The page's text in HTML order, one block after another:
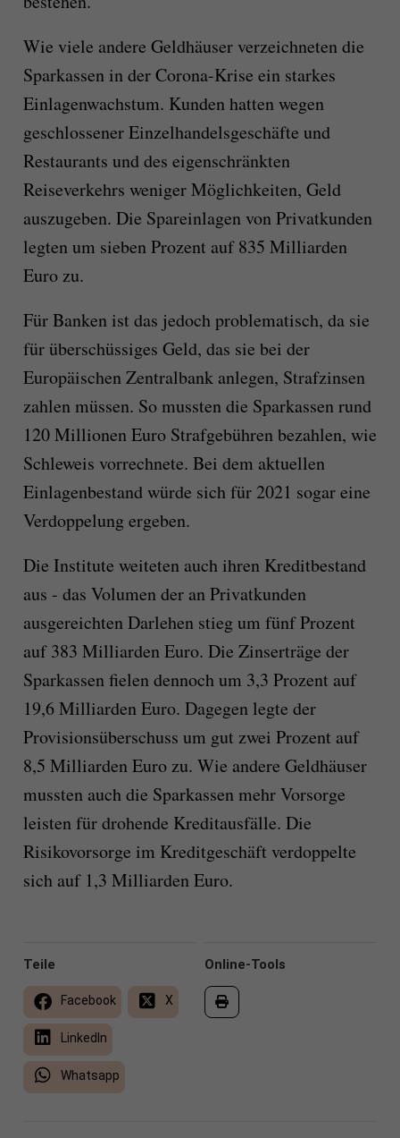
Wie viele andere Geldhäuser verzeichneten die
Sparkassen in der Corona-Krise ein starkes
Einlagenwachstum. Kunden hatten wegen
geschlossener Einzelhandelsgeschäfte und
Restaurants und des eigenschränkten
Reiseverkehrs weniger Möglichkeiten, Geld
auszugeben. Die Spareinlagen von Privatkunden
legten um sieben Prozent auf 835 Milliarden
Euro zu.
Für Banken ist das jedoch problematisch, da sie
für überschüssiges Geld, das sie bei der
Europäischen Zentralbank anlegen, Strafzinsen
zahlen müssen. So mussten die Sparkassen rund
120 Millionen Euro Strafgebühren bezahlen, wie
Schleweis vorrechnete. Bei dem aktuellen
Einlagenbestand würde sich für 2021 sogar eine
Verdoppelung ergeben.
Die Institute weiteten auch ihren Kreditbestand
aus - das Volumen der an Privatkunden
ausgereichten Darlehen stieg um fünf Prozent
auf 383 Milliarden Euro. Die Zinserträge der
Sparkassen fielen dennoch um 3,3 Prozent auf
19,6 Milliarden Euro. Dagegen legte der
Provisionsüberschuss um gut zwei Prozent auf
8,5 Milliarden Euro zu. Wie andere Geldhäuser
mussten auch die Sparkassen mehr Vorsorge
leisten für drohende Kreditausfälle. Die
Risikovorsorge im Kreditgeschäft verdoppelte
sich auf 1,3 Milliarden Euro.
Online-Tools
Teile
Facebook X
LinkedIn
Whatsapp